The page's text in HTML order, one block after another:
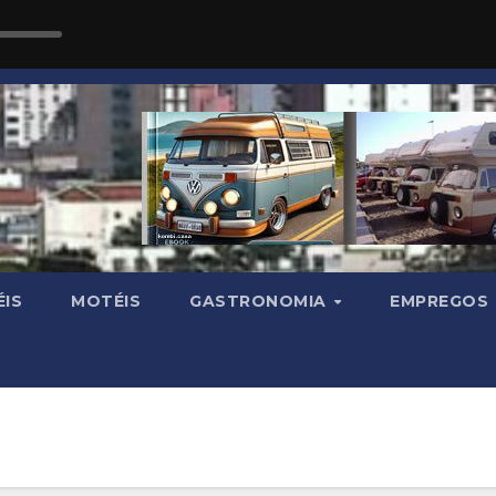
MOTÉIS GASTRONOMIA EMPREGOS